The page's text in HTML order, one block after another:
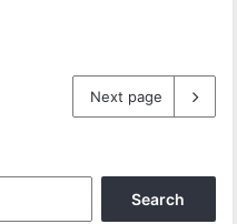
Next page